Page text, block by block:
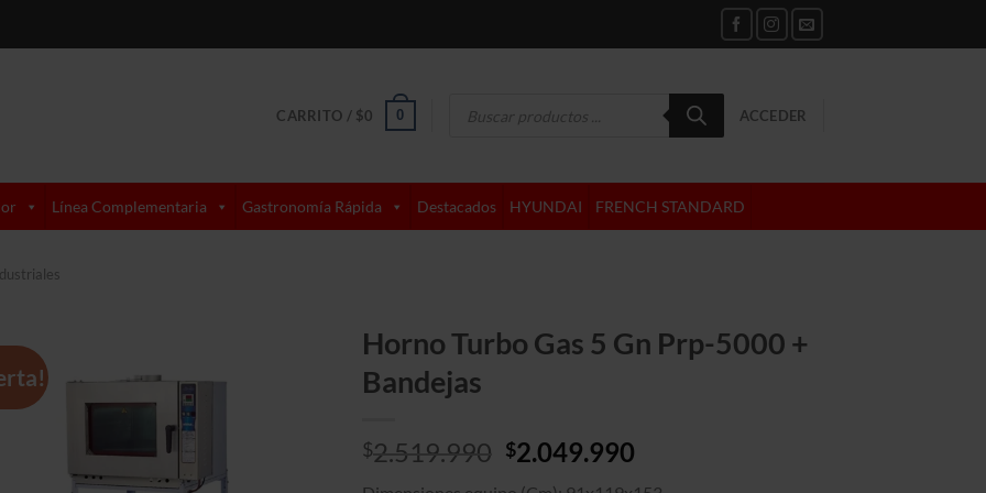
CARRITO / $0 0 ACCEDER
Línea Complementaria Gastronomía Rápida Destacados HYUNDAI FRENCH STANDARD
Horno Turbo Gas 5 Gn Prp-5000 +
Bandejas
$2.519.990 El
$2.049.990